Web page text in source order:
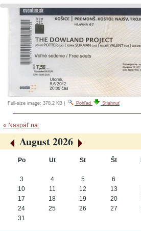
Full-size image: 378.2 KB Pohľad Stiahnuť
« Naspäť na:
«
August 2026
»
Po Ut St Št
3
4 5 6
10
11 12 13
17
18 19 20
24
25 26 27
31